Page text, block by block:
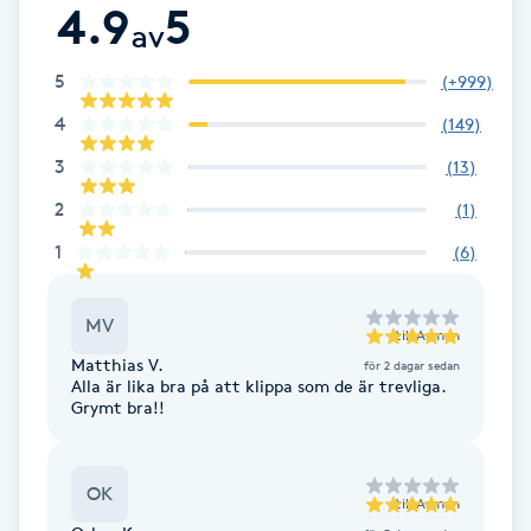
Fransk manikyr
Fransrengöring
Frekvensterapi
Friskvård
Funktionsanalys
Färgning
4.9av5
5 (+999)
4 (149)
3 (13)
2 (1)
1 (6)
MV till Arman
Matthias V. för 2 dagar sedan
Alla är lika bra på att klippa som de är trevliga.
Grymt bra!!
OK till Arman